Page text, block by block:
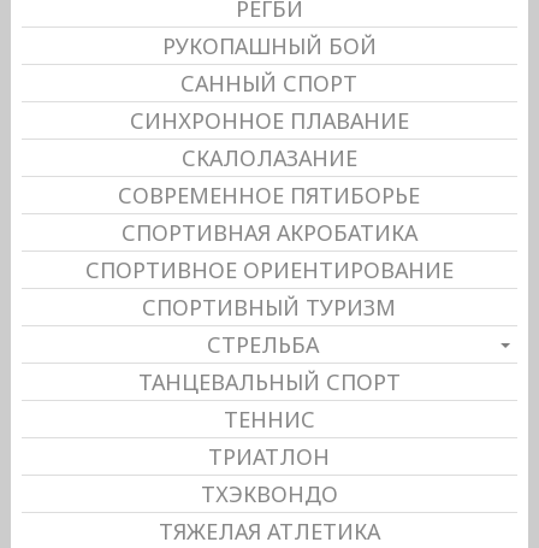
РЕГБИ
РУКОПАШНЫЙ БОЙ
САННЫЙ СПОРТ
СИНХРОННОЕ ПЛАВАНИЕ
СКАЛОЛАЗАНИЕ
СОВРЕМЕННОЕ ПЯТИБОРЬЕ
СПОРТИВНАЯ АКРОБАТИКА
СПОРТИВНОЕ ОРИЕНТИРОВАНИЕ
СПОРТИВНЫЙ ТУРИЗМ
СТРЕЛЬБА
ТАНЦЕВАЛЬНЫЙ СПОРТ
ТЕННИС
ТРИАТЛОН
ТХЭКВОНДО
ТЯЖЕЛАЯ АТЛЕТИКА